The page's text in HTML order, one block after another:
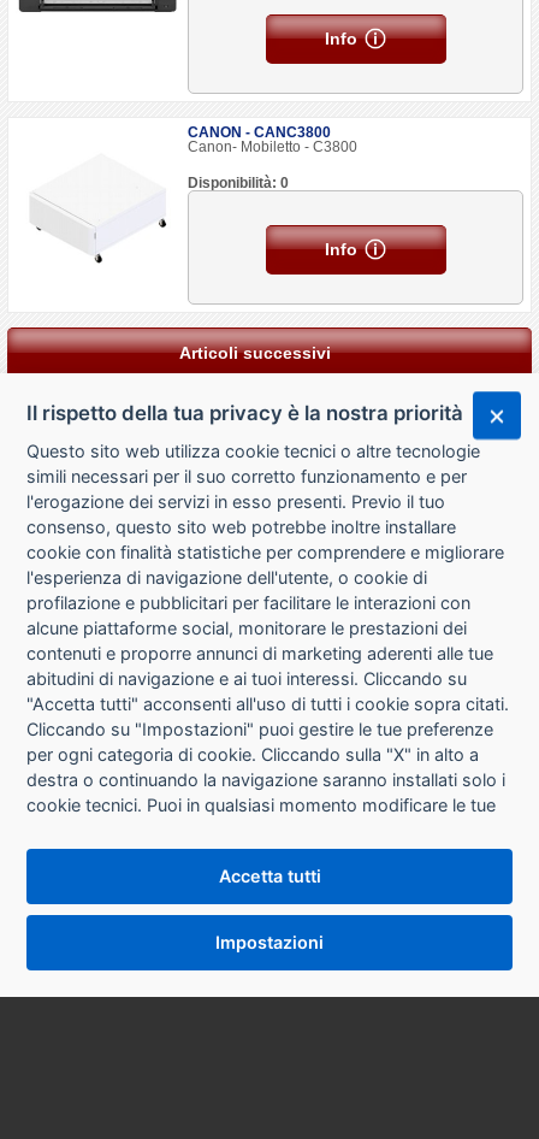
Info
CANON - CANC3800
Canon- Mobiletto - C3800
Disponibilità: 0
Info
Articoli successivi
CHI SIAMO
CONTATTI
CONDIZIONI DI VENDITA
RICHIESTA RECESSO
PRIVACY
Il rispetto della tua privacy è la nostra priorità
Questo sito web utilizza cookie tecnici o altre tecnologie
simili necessari per il suo corretto funzionamento e per
l'erogazione dei servizi in esso presenti. Previo il tuo
consenso, questo sito web potrebbe inoltre installare
cookie con finalità statistiche per comprendere e migliorare
l'esperienza di navigazione dell'utente, o cookie di
profilazione e pubblicitari per facilitare le interazioni con
alcune piattaforme social, monitorare le prestazioni dei
contenuti e proporre annunci di marketing aderenti alle tue
abitudini di navigazione e ai tuoi interessi. Cliccando su
"Accetta tutti" acconsenti all'uso di tutti i cookie sopra citati.
Cliccando su "Impostazioni" puoi gestire le tue preferenze
per ogni categoria di cookie. Cliccando sulla "X" in alto a
destra o continuando la navigazione saranno installati solo i
cookie tecnici. Puoi in qualsiasi momento modificare le tue
che si trova in fondo alle pagine del sito. Per maggiori
informazioni consulta la nostraInformativa sui cookie
Accetta tutti
Impostazioni